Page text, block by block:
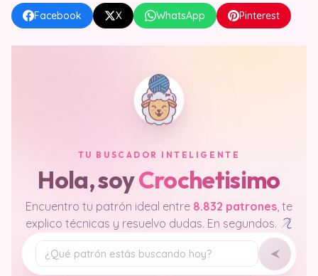
Facebook X WhatsApp Pinterest
TU BUSCADOR INTELIGENTE
Hola, soyCrochetisimo
Encuentro tu patrón ideal entre 8.832 patrones, te
explico técnicas y resuelvo dudas. En segundos.
Tu pregunta